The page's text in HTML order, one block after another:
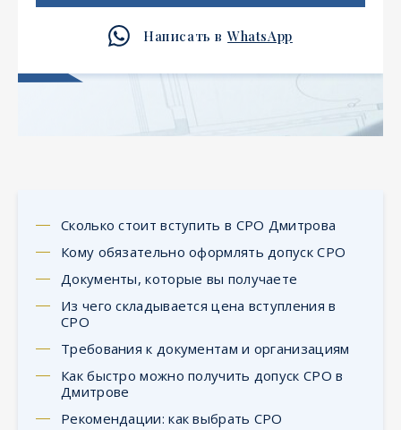
Написать в WhatsApp
Сколько стоит вступить в СРО Дмитрова
Кому обязательно оформлять допуск СРО
Документы, которые вы получаете
Из чего складывается цена вступления в
СРО
Требования к документам и организациям
Как быстро можно получить допуск СРО в
Дмитрове
Рекомендации: как выбрать СРО